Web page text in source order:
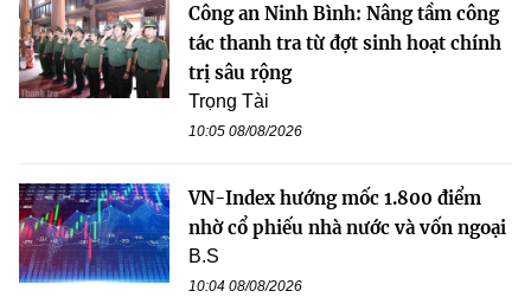
Công an Ninh Bình: Nâng tầm công
tác thanh tra từ đợt sinh hoạt chính
trị sâu rộng
Trọng Tài
10:05 08/08/2026
VN-Index hướng mốc 1.800 điểm
nhờ cổ phiếu nhà nước và vốn ngoại
B.S
10:04 08/08/2026